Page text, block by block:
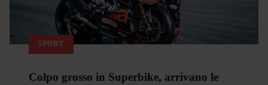
SPORT
Colpo grosso in Superbike, arrivano le